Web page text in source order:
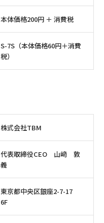
本体価格200円 ＋ 消費税
S-7S（本体価格60円＋消費
税）
株式会社TBM
代表取締役CEO 山﨑 敦
義
東京都中央区銀座2-7-17
6F